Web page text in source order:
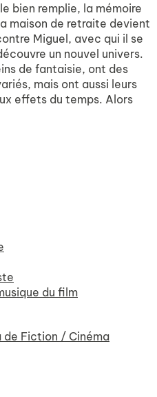
bien remplie, la mémoire
maison de retraite devient
Miguel, avec qui il se
un nouvel univers.
de fantaisie, ont des
mais ont aussi leurs
effets du temps. Alors
du film
de Fiction / Cinéma